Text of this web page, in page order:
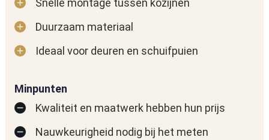
Snelle montage tussen kozijnen
Duurzaam materiaal
Ideaal voor deuren en schuifpuien
Minpunten
Kwaliteit en maatwerk hebben hun prijs
Nauwkeurigheid nodig bij het meten